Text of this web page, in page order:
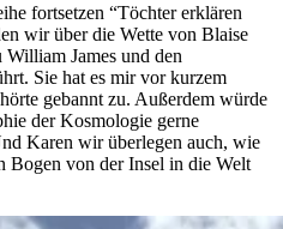
fortsetzen “Töchter erklären
wir über die Wette von Blaise
James und den
Sie hat es mir vor kurzem
gebannt zu. Außerdem würde
der Kosmologie gerne
Karen wir überlegen auch, wie
Bogen von der Insel in die Welt